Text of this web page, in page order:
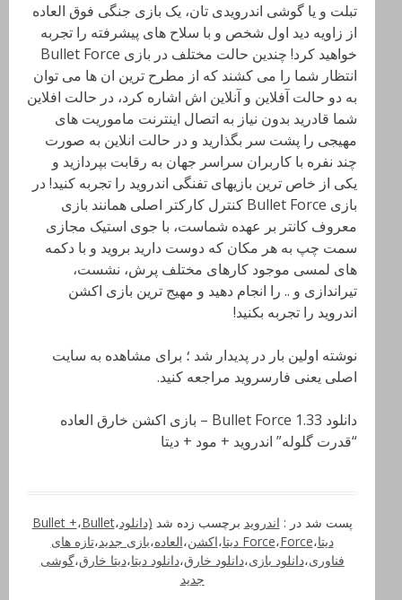
تبلت و یا گوشی اندرویدی تان، یک بازی جنگی فوق العاده
از زاویه دید اول شخص و با سلاح های پیشرفته را تجربه
خواهید کرد! چندین حالت مختلف در بازی Bullet Force
انتظار شما را می کشند که از مطرح ترین ان ها می توان
به دو حالت آفلاین و آنلاین اش اشاره کرد، در حالت افلاین
شما قادرید بدون نیاز به اتصال اینترنت ماموریت های
مهیجی را پشت سر بگذارید و در حالت انلاین به صورت
چند نفره با کاربران سراسر جهان به رقابت بپردازید و
یکی از خاص ترین بازیهای تفنگی اندروید را تجربه کنید! در
بازی Bullet Force کنترل کارکتر اصلی همانند بازی
معروف کانتر بر عهده شماست، با جوی استیک مجازی
سمت چپ به هر مکان که دوست دارید بروید و با دکمه
های لمسی موجود کارهای مختلف پرش، نشست،
تیراندازی و .. را انجام دهید و مهیج ترین بازی اکشن
اندروید را تجربه بکنید!
نوشته اولین بار در پدیدار شد ؛ برای مشاهده به سایت
اصلی یعنی فارسروید مراجعه کنید.
دانلود Bullet Force 1.33 – بازی اکشن خارق العاده
“قدرت گلوله” اندروید + مود + دیتا
پست شد در : اندروید برچسب زده شد (دانلود، Bullet +،Bullet
دیتا، Force،Force دیتا ،اکشن،العاده،بازی جدید،تازه های
فناوری،دانلود بازی،دانلود خارق،دانلود دیتا،دیتا خارق،گوشی
جدید